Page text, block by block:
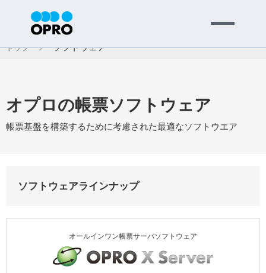
MENU
事業内容
トップ ソフトウェア
オプロの帳票ソフトウェア
帳票基盤を構築するために考慮された最適なソフトウエア
ソフトウェアラインナップ
オールインワン帳票サーバソフトウェア